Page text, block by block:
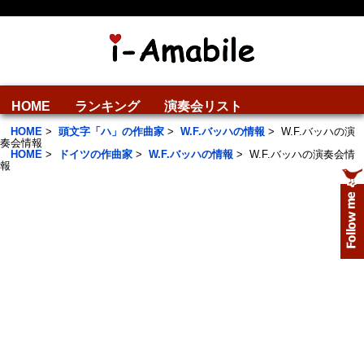
HOME ランキング 演奏会リスト
HOME > 頭文字「ハ」の作曲家 > W.F.バッハの情報 > W.F.バッハの演
奏会情報
HOME > ドイツの作曲家 > W.F.バッハの情報 > W.F.バッハの演奏会情
報